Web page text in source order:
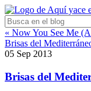
« Now You See Me
Brisas del
05 Sep 2013
Brisas del